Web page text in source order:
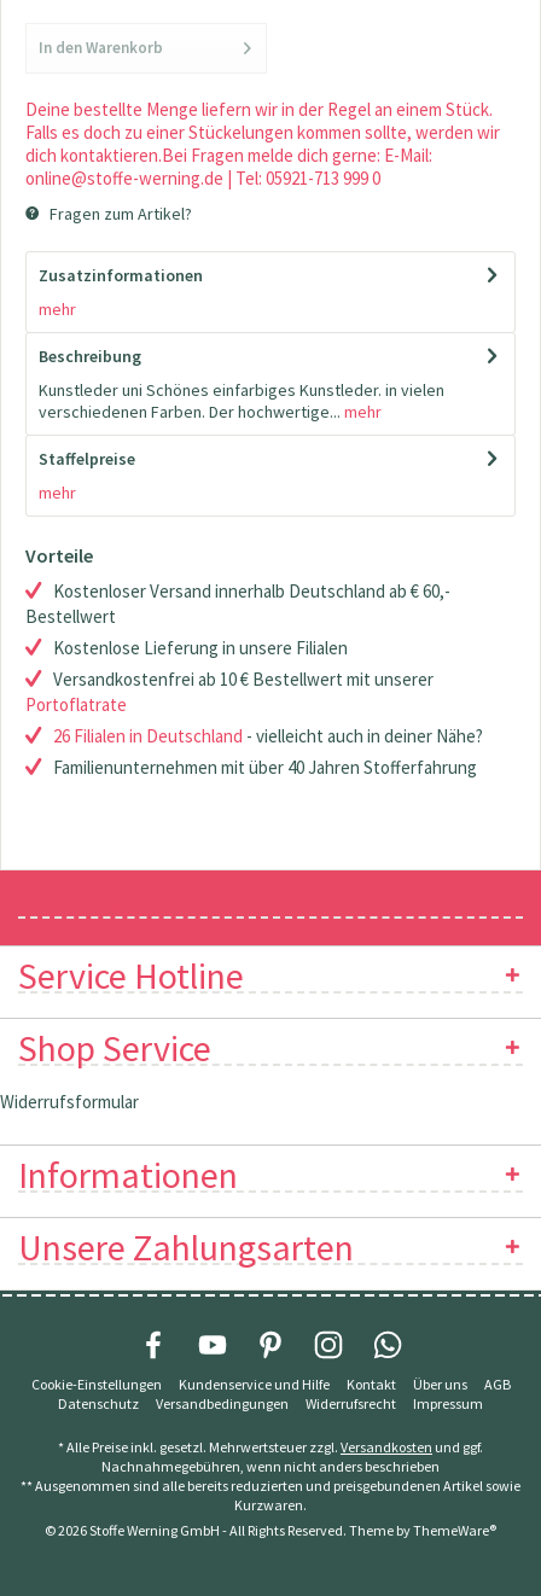
In denWarenkorb
Deine bestellte Menge liefern wir in der Regel an einem Stück.
Falls es doch zu einer Stückelungen kommen sollte, werden wir
dich kontaktieren.Bei Fragen melde dich gerne: E-Mail:
online@stoffe-werning.de | Tel: 05921-713 999 0
Fragen zum Artikel?
Zusatzinformationen
mehr
Beschreibung
Kunstleder uni Schönes einfarbiges Kunstleder. in vielen
verschiedenen Farben. Der hochwertige... mehr
Staffelpreise
mehr
Vorteile
Kostenloser Versand innerhalb Deutschland ab € 60,-
Bestellwert
Kostenlose Lieferung in unsere Filialen
Versandkostenfrei ab 10 € Bestellwert mit unserer
Portoflatrate
26 Filialen in Deutschland - vielleicht auch in deiner Nähe?
Familienunternehmen mit über 40 Jahren Stofferfahrung
Service Hotline
Shop Service
Widerrufsformular
Informationen
Unsere Zahlungsarten
Cookie-Einstellungen Kundenservice und Hilfe Kontakt Über uns
AGB
Datenschutz
Versandbedingungen Widerrufsrecht Impressum
* Alle Preise inkl. gesetzl. Mehrwertsteuer zzgl. Versandkosten und ggf.
Nachnahmegebühren, wenn nicht anders beschrieben
** Ausgenommen sind alle bereits reduzierten und preisgebundenen Artikel sowie
Kurzwaren.
© 2026 Stoffe Werning GmbH - All Rights Reserved. Theme byThemeWare®